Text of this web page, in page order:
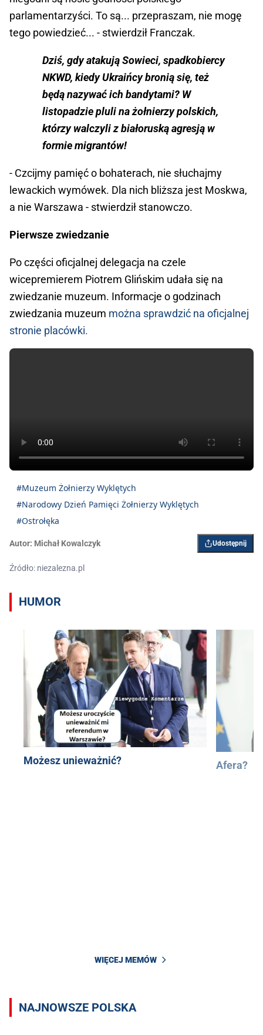
parlamentarzyści. To są... przepraszam, nie mogę
tego powiedzieć... - stwierdził Franczak.
Dziś, gdy atakują Sowieci, spadkobiercy
NKWD, kiedy Ukraińcy bronią się, też
będą nazywać ich bandytami? W
listopadzie pluli na żołnierzy polskich,
którzy walczyli z białoruską agresją w
formie migrantów!
- Czcijmy pamięć o bohaterach, nie słuchajmy
lewackich wymówek. Dla nich bliższa jest Moskwa,
a nie Warszawa - stwierdził stanowczo.
Pierwsze zwiedzanie
Po części oficjalnej delegacja na czele
wicepremierem Piotrem Glińskim udała się na
zwiedzanie muzeum. Informacje o godzinach
zwiedzania muzeum można sprawdzić na oficjalnej
stronie placówki.
#Muzeum Żołnierzy Wyklętych
#Narodowy Dzień Pamięci Żołnierzy Wyklętych
#Ostrołęka
Autor: Michał Kowalczyk Udostępnij
Źródło: niezalezna.pl
HUMOR
Możesz unieważnić? Afera?
WIĘCEJ MEMÓW
NAJNOWSZE POLSKA